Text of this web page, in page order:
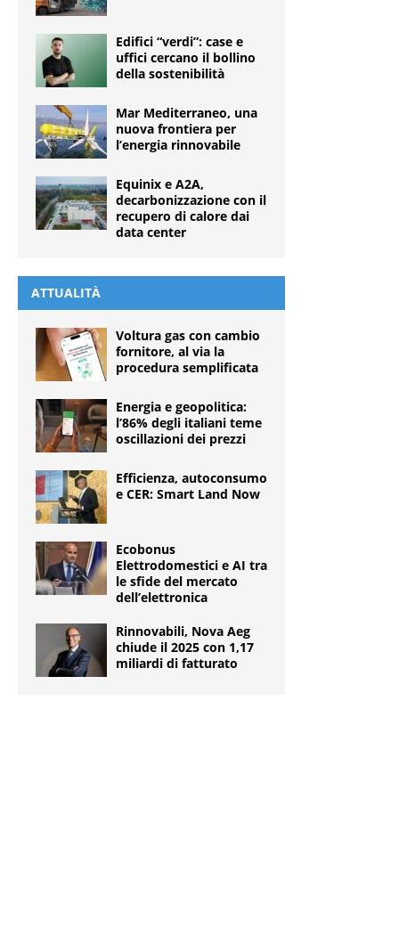
Edifici “verdi”: case e
uffici cercano il bollino
della sostenibilità
Mar Mediterraneo, una
nuova frontiera per
l’energia rinnovabile
Equinix e A2A,
decarbonizzazione con il
recupero di calore dai
data center
ATTUALITÀ
Voltura gas con cambio
fornitore, al via la
procedura semplificata
Energia e geopolitica:
l’86% degli italiani teme
oscillazioni dei prezzi
Efficienza, autoconsumo
e CER: Smart Land Now
Ecobonus
Elettrodomestici e AI tra
le sfide del mercato
dell’elettronica
Rinnovabili, Nova Aeg
chiude il 2025 con 1,17
miliardi di fatturato